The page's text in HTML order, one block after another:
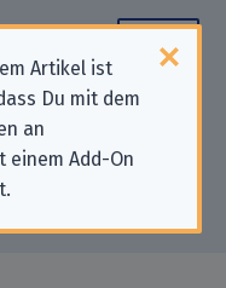
Artikel ist
Du mit dem
an
einem Add-On
für
Schule